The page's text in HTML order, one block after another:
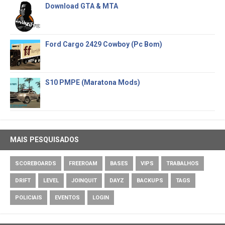
Download GTA & MTA
Ford Cargo 2429 Cowboy (Pc Bom)
S10 PMPE (Maratona Mods)
MAIS PESQUISADOS
SCOREBOARDS FREEROAM BASES VIPS TRABALHOS
DRIFT LEVEL JOINQUIT DAYZ BACKUPS TAGS
POLICIAIS EVENTOS LOGIN